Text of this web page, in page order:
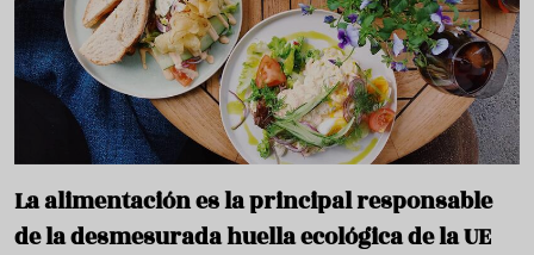
La alimentación es la principal responsable
de la desmesurada huella ecológica de la UE